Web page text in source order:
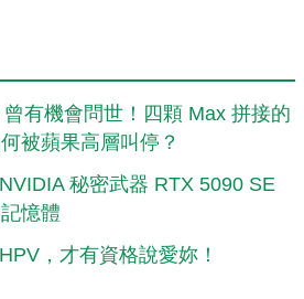
有機會問世！四顆 Max 拼接的
被蘋果高層叫停？
秘密武器 RTX 5090 SE
憶體
，才有資格說愛妳！